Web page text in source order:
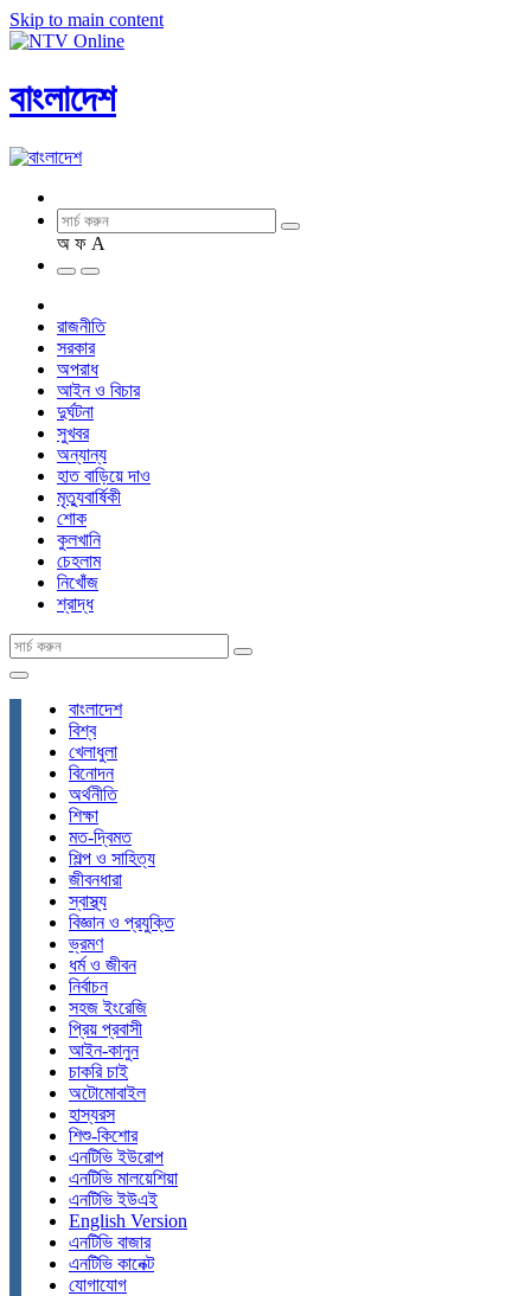
Skip to main content
বাংলাদেশ
অ ফ A
রাজনীতি
সরকার
অপরাধ
আইন ও বিচার
দুর্ঘটনা
সুখবর
অন্যান্য
হাত বাড়িয়ে দাও
মৃত্যুবার্ষিকী
শোক
কুলখানি
চেহলাম
নিখোঁজ
শ্রাদ্ধ
বাংলাদেশ
বিশ্ব
খেলাধুলা
বিনোদন
অর্থনীতি
শিক্ষা
মত-দ্বিমত
শিল্প ও সাহিত্য
জীবনধারা
স্বাস্থ্য
বিজ্ঞান ও প্রযুক্তি
ভ্রমণ
ধর্ম ও জীবন
নির্বাচন
সহজ ইংরেজি
প্রিয় প্রবাসী
আইন-কানুন
চাকরি চাই
অটোমোবাইল
হাস্যরস
শিশু-কিশোর
এনটিভি ইউরোপ
এনটিভি মালয়েশিয়া
এনটিভি ইউএই
English Version
এনটিভি বাজার
এনটিভি কানেক্ট
যোগাযোগ